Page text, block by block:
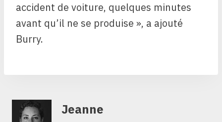
accident de voiture, quelques minutes
avant qu’il ne se produise », a ajouté
Burry.
Jeanne